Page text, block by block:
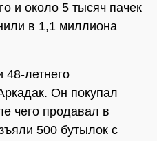
и около 5 тысяч пачек
в 1,1 миллиона
48-летнего
Он покупал
чего продавал в
500 бутылок с